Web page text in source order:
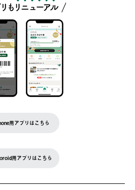
用アプリはこちら
用アプリはこちら